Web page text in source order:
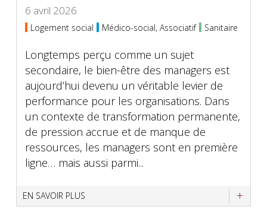
6 avril 2026
Logement social Médico-social, Associatif Sanitaire
Longtemps perçu comme un sujet
secondaire, le bien-être des managers est
aujourd’hui devenu un véritable levier de
performance pour les organisations. Dans
un contexte de transformation permanente,
de pression accrue et de manque de
ressources, les managers sont en première
ligne… mais aussi parmi...
EN SAVOIR PLUS